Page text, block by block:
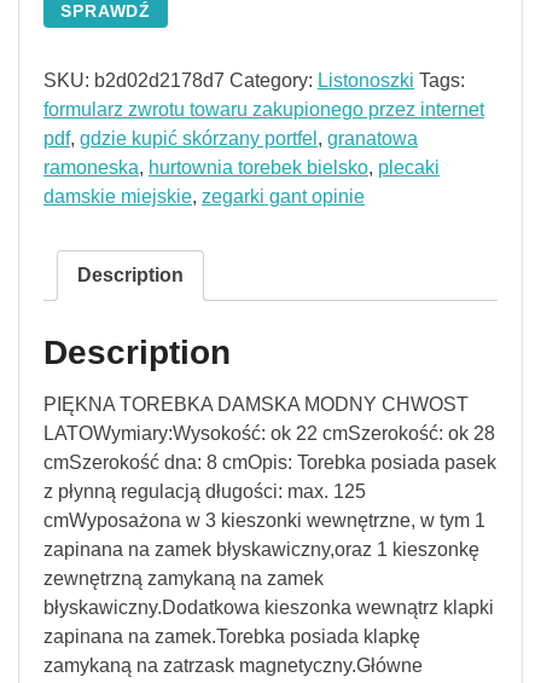
SPRAWDŹ
SKU: b2d02d2178d7 Category: Listonoszki Tags:
formularz zwrotu towaru zakupionego przez internet
pdf, gdzie kupić skórzany portfel , granatowa
ramoneska, hurtownia torebek bielsko, plecaki
damskie miejskie, zegarki gant opinie
Description
Description
PIĘKNA TOREBKA DAMSKA MODNY CHWOST
LATOWymiary:Wysokość: ok 22 cmSzerokość: ok 28
cmSzerokość dna: 8 cmOpis: Torebka posiada pasek
z płynną regulacją długości: max. 125
cmWyposażona w 3 kieszonki wewnętrzne, w tym 1
zapinana na zamek błyskawiczny,oraz 1 kieszonkę
zewnętrzną zamykaną na zamek
błyskawiczny.Dodatkowa kieszonka wewnątrz klapki
zapinana na zamek.Torebka posiada klapkę
zamykaną na zatrzask magnetyczny.Główne